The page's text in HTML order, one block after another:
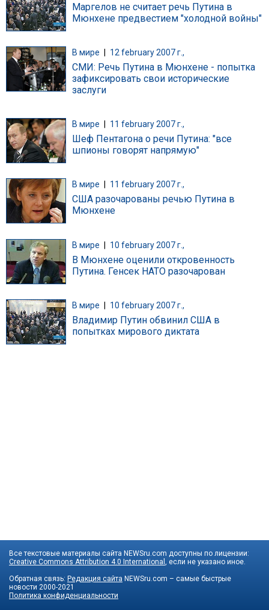
Маргелов не считает речь Путина в
Мюнхене предвестием "холодной войны"
В мире 12 february 2007 г.,
СМИ: Речь Путина в Мюнхене - попытка
зафиксировать свои исторические
заслуги
В мире 11 february 2007 г.,
Шеф Пентагона о речи Путина: "все
шпионы говорят напрямую"
В мире 11 february 2007 г.,
США разочарованы речью Путина в
Мюнхене
В мире | 10 february 2007 г.,
В Мюнхене оценили откровенность
Путина. Генсек НАТО разочарован
В мире 10 february 2007 г.,
Владимир Путин обвинил США в
попытках мирового диктата
Все текстовые материалы сайта NEWSru.com доступны по лицензии:
Creative Commons Attribution 4.0 International , если не указано иное.
Обратная связь: Редакция сайта NEWSru.com – самые быстрые
новости 2000-2021
Политика конфиденциальности